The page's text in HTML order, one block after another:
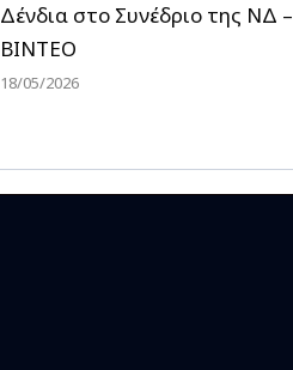
Δένδια στο Συνέδριο της ΝΔ –
ΒΙΝΤΕΟ
18/05/2026